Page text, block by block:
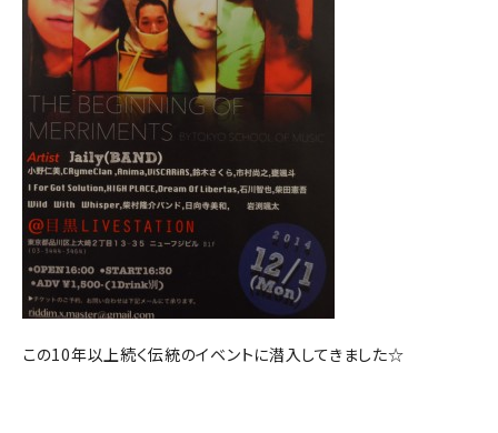
この10年以上続く伝統のイベントに潜入してきました☆